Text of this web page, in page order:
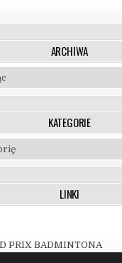
ARCHIWA
KATEGORIE
LINKI
PRIX BADMINTONA